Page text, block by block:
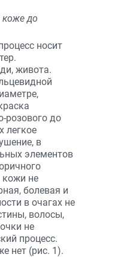
носит
живота.
розового до
легкое
в
элементов
кожи не
болевая и
в очагах не
волосы,
не
процесс.
нет (рис. 1).